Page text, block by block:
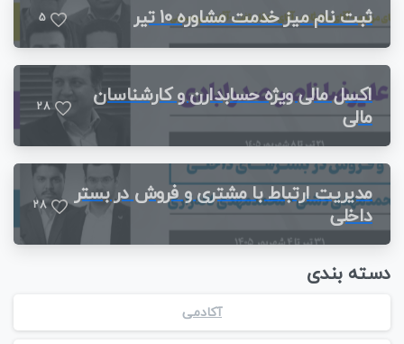
ثبت نام میز خدمت مشاوره 10 تیر
5
اکسل مالی ویژه حسابدارن و کارشناسان
مالی 28
مدیریت ارتباط با مشتری و فروش در بستر
داخلی 28
دسته بندی
آکادمی